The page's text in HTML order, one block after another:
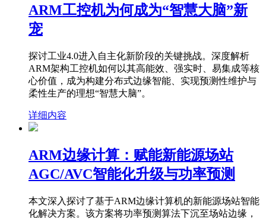
ARM工控机为何成为“智慧大脑”新
宠
探讨工业4.0进入自主化新阶段的关键挑战。深度解析
ARM架构工控机如何以其高能效、强实时、易集成等核
心价值，成为构建分布式边缘智能、实现预测性维护与
柔性生产的理想“智慧大脑”。
详细内容
ARM边缘计算：赋能新能源场站
AGC/AVC智能化升级与功率预测
本文深入探讨了基于ARM边缘计算机的新能源场站智能
化解决方案。该方案将功率预测算法下沉至场站边缘，